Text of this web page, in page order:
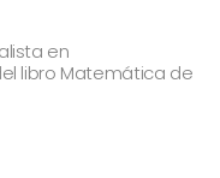
en
libro Matemática de